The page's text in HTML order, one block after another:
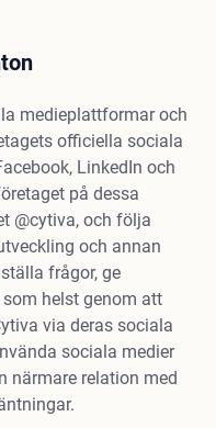
medieplattformar och
officiella sociala
LinkedIn och
på dessa
@cytiva, och följa
och annan
frågor, ge
helst genom att
via deras sociala
sociala medier
närmare relation med